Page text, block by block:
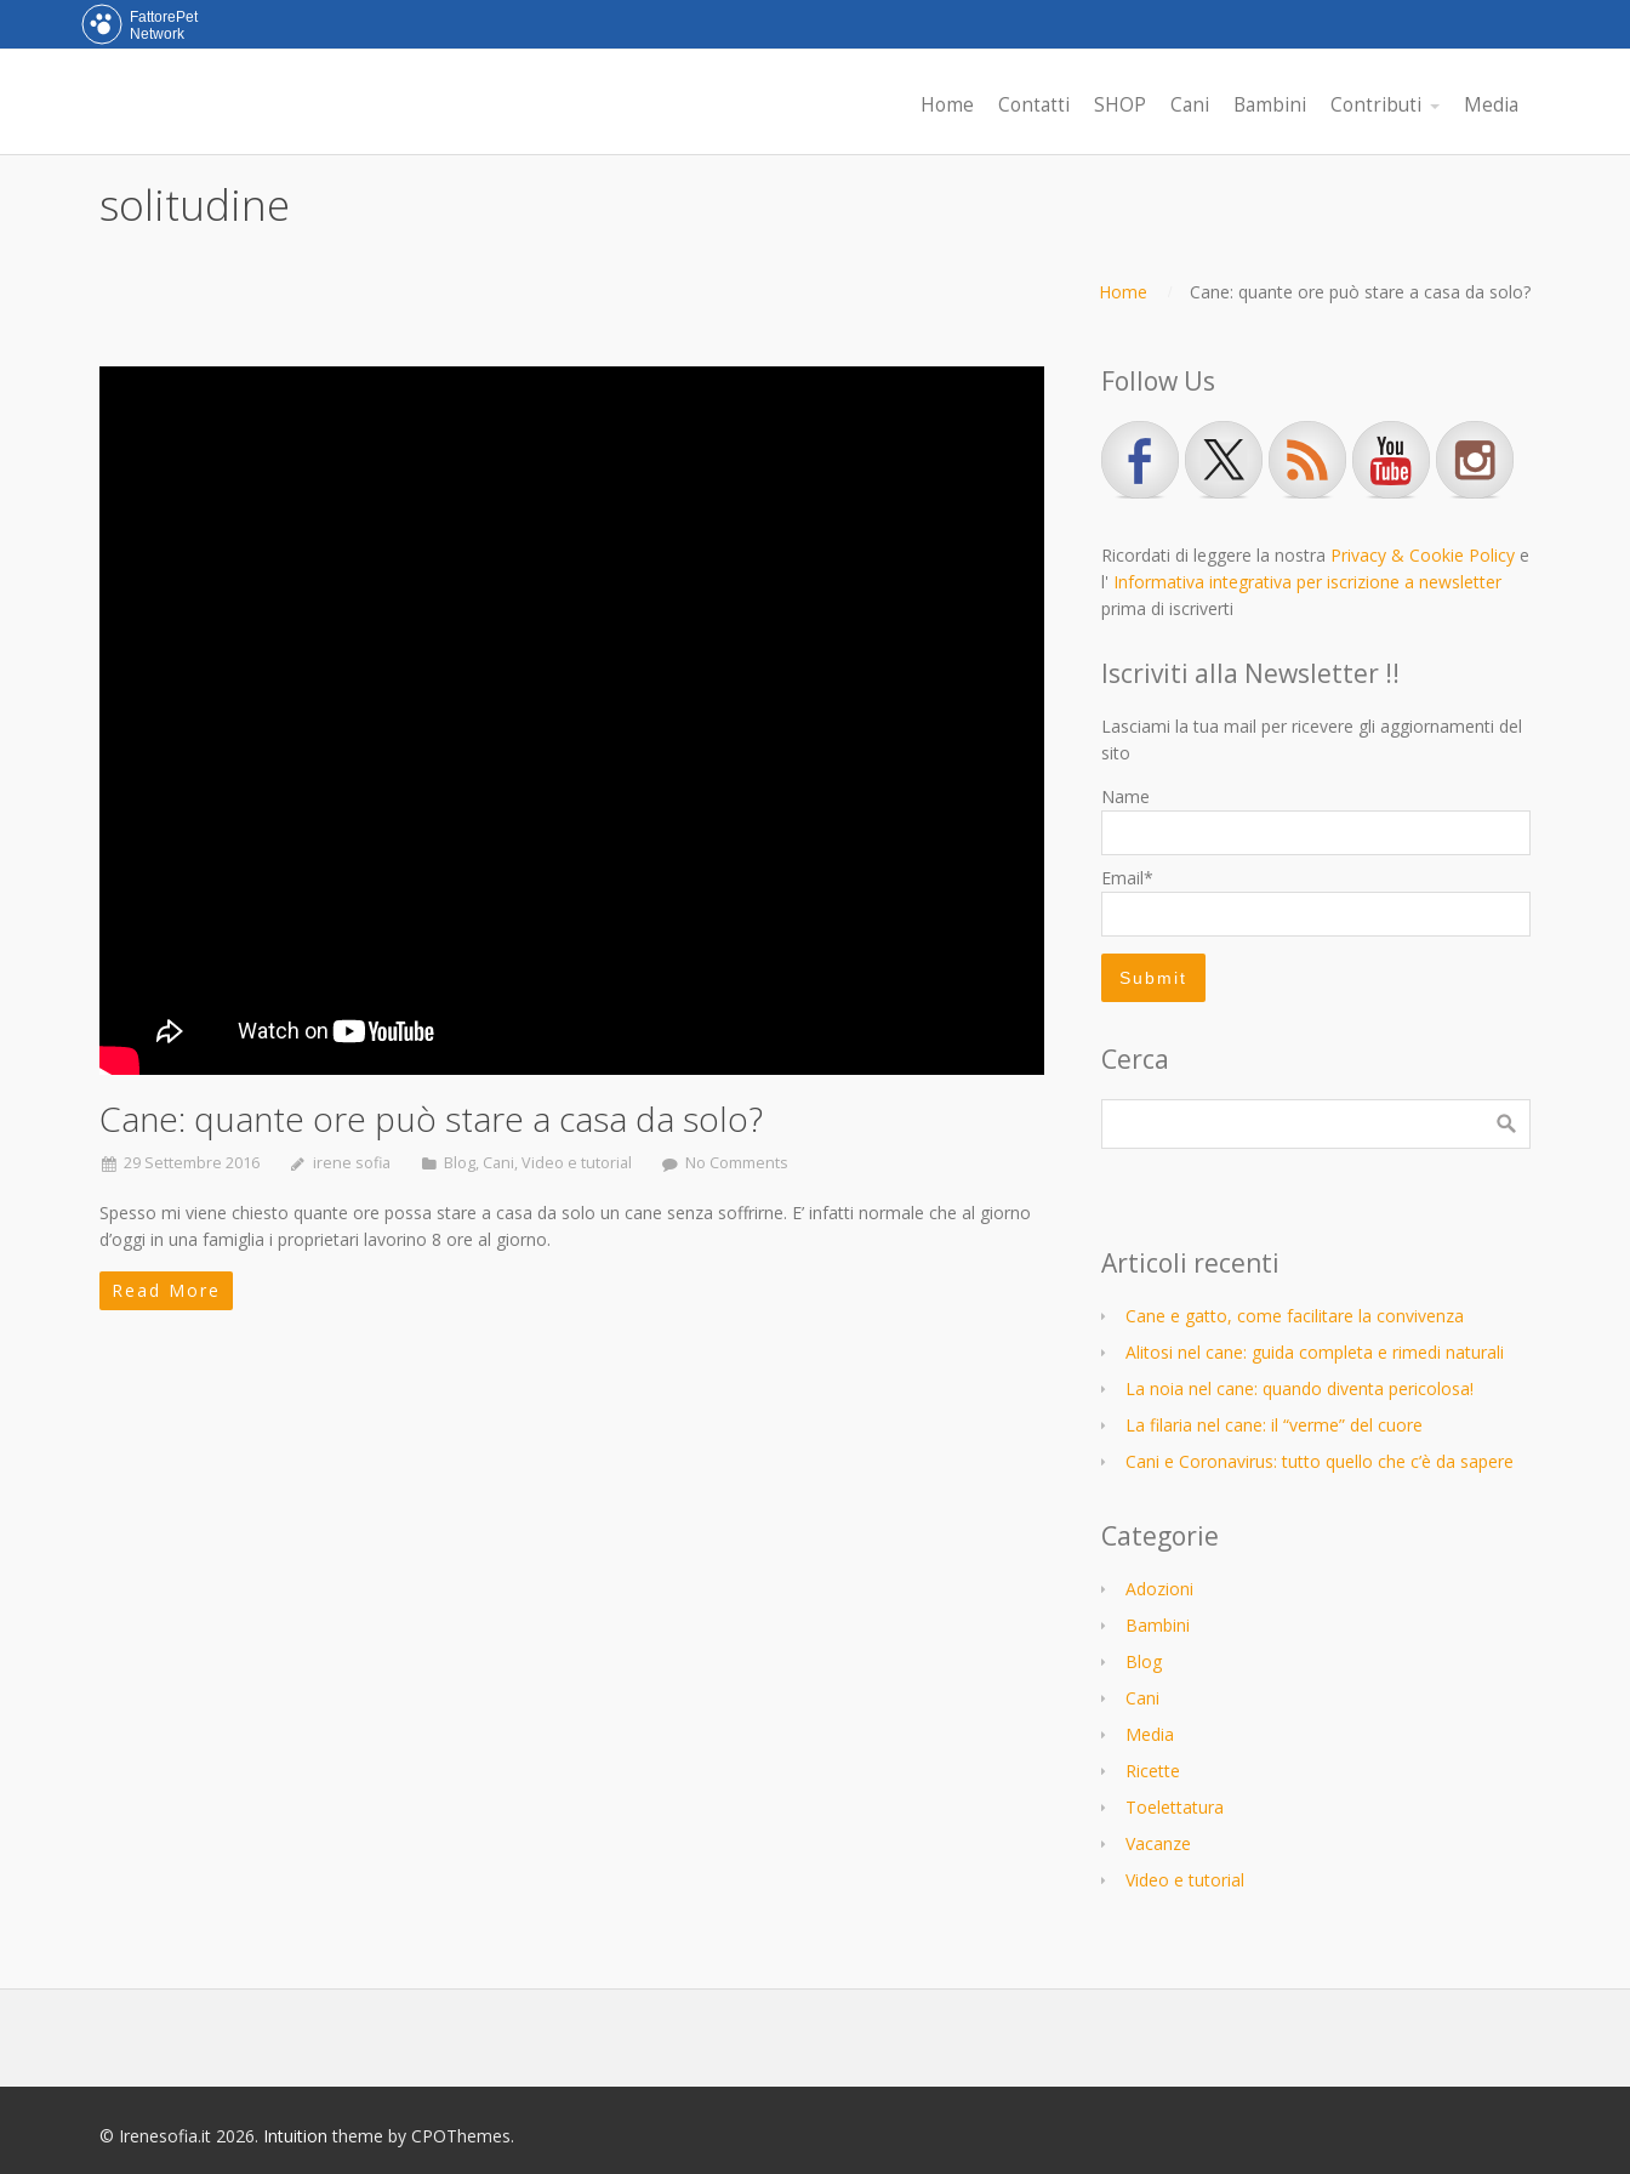
Home Contatti SHOP Cani Bambini Contributi Media
solitudine
Home Cane: quante ore può stare a casa da solo?
Cane: quante ore può stare a casa da solo?
29 Settembre 2016 irene sofia Blog, Cani, Video e tutorial No Comments
Spesso mi viene chiesto quante ore possa stare a casa da solo un cane senza soffrirne. E’ infatti normale che al giorno
d’oggi in una famiglia i proprietari lavorino 8 ore al giorno.
Read More
Follow Us
Ricordati di leggere la nostra Privacy & Cookie Policye
l' Informativa integrativa per iscrizione a newsletter
prima di iscriverti
Iscriviti alla Newsletter !!
Lasciami la tua mail per ricevere gli aggiornamenti del
sito
Name
Email*
Cerca
Articoli recenti
Cane e gatto, come facilitare la convivenza
Alitosi nel cane: guida completa e rimedi naturali
La noia nel cane: quando diventa pericolosa!
La filaria nel cane: il “verme” del cuore
Cani e Coronavirus: tutto quello che c’è da sapere
Categorie
Adozioni
Bambini
Blog
Cani
Media
Ricette
Toelettatura
Vacanze
Video e tutorial
© Irenesofia.it 2026. Intuition theme by CPOThemes.
FattorePet
Network